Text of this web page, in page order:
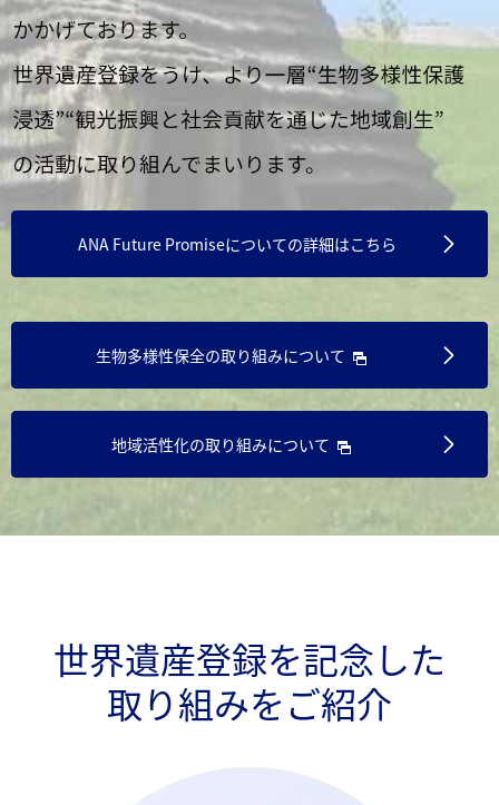
創
生
に
向
け
た
取
り
み
推
し
て
ANA Future Promiseについての詳細はこちら
生物多様性保全の取り組みについて
地域活性化の取り組みについて
世界遺産登録を記念した
取り組みをご紹介